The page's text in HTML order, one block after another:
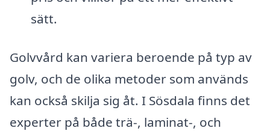
sätt.
Golvvård kan variera beroende på typ av
golv, och de olika metoder som används
kan också skilja sig åt. I Sösdala finns det
experter på både trä-, laminat-, och